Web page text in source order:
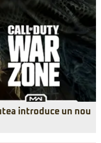
introduce un nou